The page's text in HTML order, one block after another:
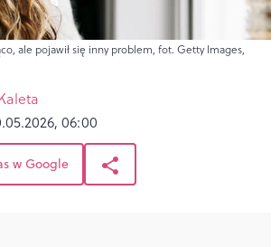
ale pojawił się inny problem, fot. Getty Images,
06:00
w Google